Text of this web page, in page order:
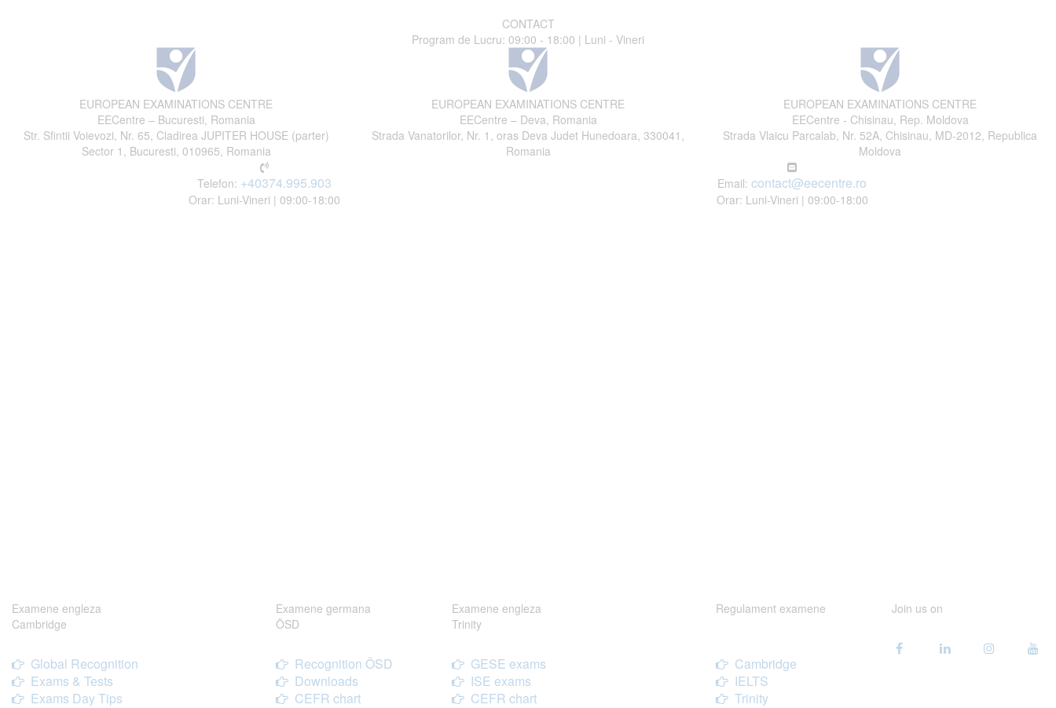
CONTACT
Program de Lucru: 09:00 - 18:00 | Luni - Vineri
EUROPEAN EXAMINATIONS CENTRE
EECentre – Bucuresti, Romania
Str. Sfintii Voievozi, Nr. 65, Cladirea JUPITER HOUSE (parter)
Sector 1, Bucuresti, 010965, Romania
EUROPEAN EXAMINATIONS CENTRE
EECentre – Deva, Romania
Strada Vanatorilor, Nr. 1, oras Deva Judet Hunedoara, 330041,
Romania
EUROPEAN EXAMINATIONS CENTRE
EECentre - Chisinau, Rep. Moldova
Strada Vlaicu Parcalab, Nr. 52A, Chisinau, MD-2012, Republica
Moldova
Telefon: +40374.995.903
Orar: Luni-Vineri | 09:00-18:00
Email: contact@eecentre.ro
Orar: Luni-Vineri | 09:00-18:00
Examene engleza
Cambridge
Global Recognition
Exams & Tests
Exams Day Tips
Examene germana
ÖSD
Recognition ÖSD
Downloads
CEFR chart
Examene engleza
Trinity
GESE exams
ISE exams
CEFR chart
Regulament examene
Cambridge
IELTS
Trinity
Join us on